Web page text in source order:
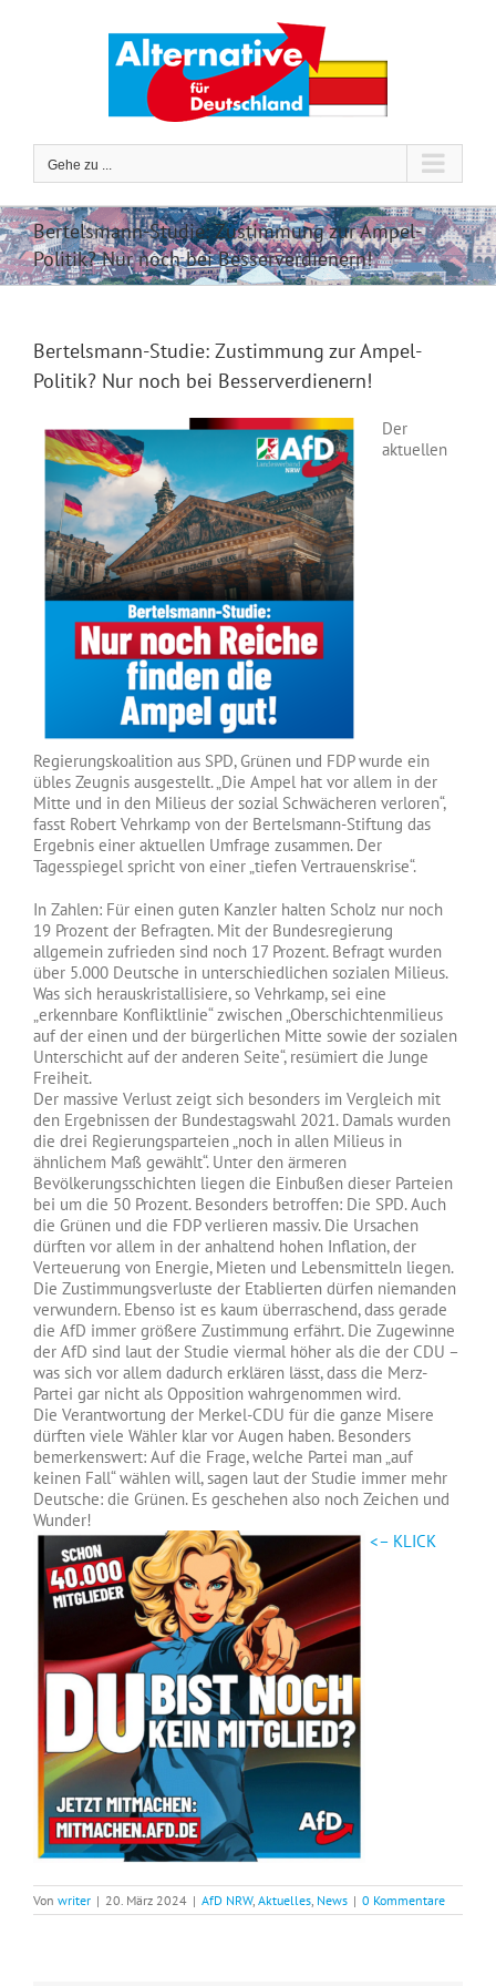
Gehe zu ...
Bertelsmann-Studie: Zustimmung zur Ampel-
Politik? Nur noch bei Besserverdienern!
Bertelsmann-Studie: Zustimmung zur Ampel-
Politik? Nur noch bei Besserverdienern!
Der
aktuellen
Regierungskoalition aus SPD, Grünen und FDP wurde ein
übles Zeugnis ausgestellt. „Die Ampel hat vor allem in der
Mitte und in den Milieus der sozial Schwächeren verloren“,
fasst Robert Vehrkamp von der Bertelsmann-Stiftung das
Ergebnis einer aktuellen Umfrage zusammen. Der
Tagesspiegel spricht von einer „tiefen Vertrauenskrise“.
In Zahlen: Für einen guten Kanzler halten Scholz nur noch
19 Prozent der Befragten. Mit der Bundesregierung
allgemein zufrieden sind noch 17 Prozent. Befragt wurden
über 5.000 Deutsche in unterschiedlichen sozialen Milieus.
Was sich herauskristallisiere, so Vehrkamp, sei eine
„erkennbare Konfliktlinie“ zwischen „Oberschichtenmilieus
auf der einen und der bürgerlichen Mitte sowie der sozialen
Unterschicht auf der anderen Seite“, resümiert die Junge
Freiheit.
Der massive Verlust zeigt sich besonders im Vergleich mit
den Ergebnissen der Bundestagswahl 2021. Damals wurden
die drei Regierungsparteien „noch in allen Milieus in
ähnlichem Maß gewählt“. Unter den ärmeren
Bevölkerungsschichten liegen die Einbußen dieser Parteien
bei um die 50 Prozent. Besonders betroffen: Die SPD. Auch
die Grünen und die FDP verlieren massiv. Die Ursachen
dürften vor allem in der anhaltend hohen Inflation, der
Verteuerung von Energie, Mieten und Lebensmitteln liegen.
Die Zustimmungsverluste der Etablierten dürfen niemanden
verwundern. Ebenso ist es kaum überraschend, dass gerade
die AfD immer größere Zustimmung erfährt. Die Zugewinne
der AfD sind laut der Studie viermal höher als die der CDU –
was sich vor allem dadurch erklären lässt, dass die Merz-
Partei gar nicht als Opposition wahrgenommen wird.
Die Verantwortung der Merkel-CDU für die ganze Misere
dürften viele Wähler klar vor Augen haben. Besonders
bemerkenswert: Auf die Frage, welche Partei man „auf
keinen Fall“ wählen will, sagen laut der Studie immer mehr
Deutsche: die Grünen. Es geschehen also noch Zeichen und
Wunder!
<– KLICK
Von writer | 20. März 2024 | AfD NRW, Aktuelles News | 0 Kommentare